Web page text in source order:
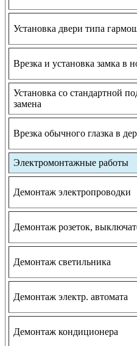
Установка двери типа
Врезка и установка замка в
Установка со стандартной
замена
Врезка обычного глазка в
Электромонтажные работы
Демонтаж электропроводки
Демонтаж розеток,
Демонтаж светильника
Демонтаж электр. автомата
Демонтаж кондиционера